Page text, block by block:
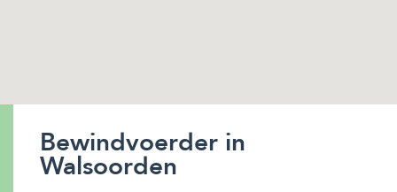
Bewindvoerder in
Walsoorden